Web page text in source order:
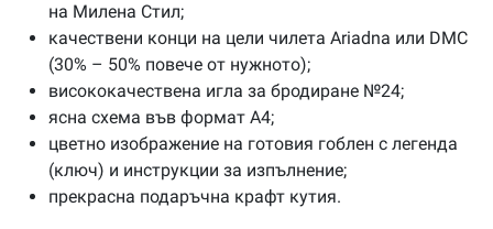
на Милена Стил;
качествени конци на цели чилета Ariadna или DMC
(30% – 50% повече от нужното);
висококачествена игла за бродиране №24;
ясна схема във формат А4;
цветно изображение на готовия гоблен с легенда
(ключ) и инструкции за изпълнение;
прекрасна подаръчна крафт кутия.